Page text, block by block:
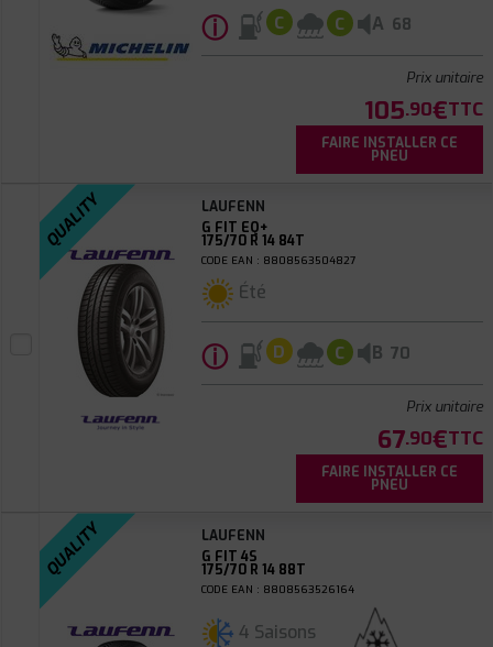
ⓘ C C A 68
Prix unitaire
105.90€TTC
FAIRE INSTALLER CE
PNEU
QUALITY
LAUFENN
G FIT EQ+
175/70 R 14 84T
CODE EAN : 8808563504827
Été
ⓘ D C B 70
Prix unitaire
67.90€TTC
FAIRE INSTALLER CE
PNEU
QUALITY
LAUFENN
G FIT 4S
175/70 R 14 88T
CODE EAN : 8808563526164
4 Saisons